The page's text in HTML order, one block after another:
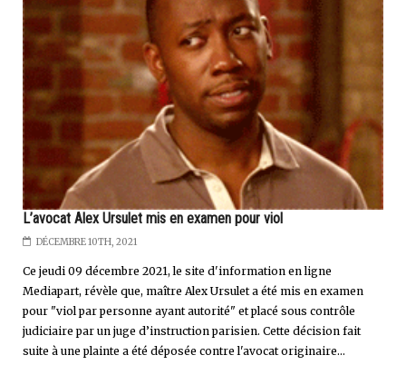
L’avocat Alex Ursulet mis en examen pour viol
DÉCEMBRE 10TH, 2021
Ce jeudi 09 décembre 2021, le site d'information en ligne
Mediapart, révèle que, maître Alex Ursulet a été mis en examen
pour "viol par personne ayant autorité" et placé sous contrôle
judiciaire par un juge d’instruction parisien. Cette décision fait
suite à une plainte a été déposée contre l'avocat originaire...